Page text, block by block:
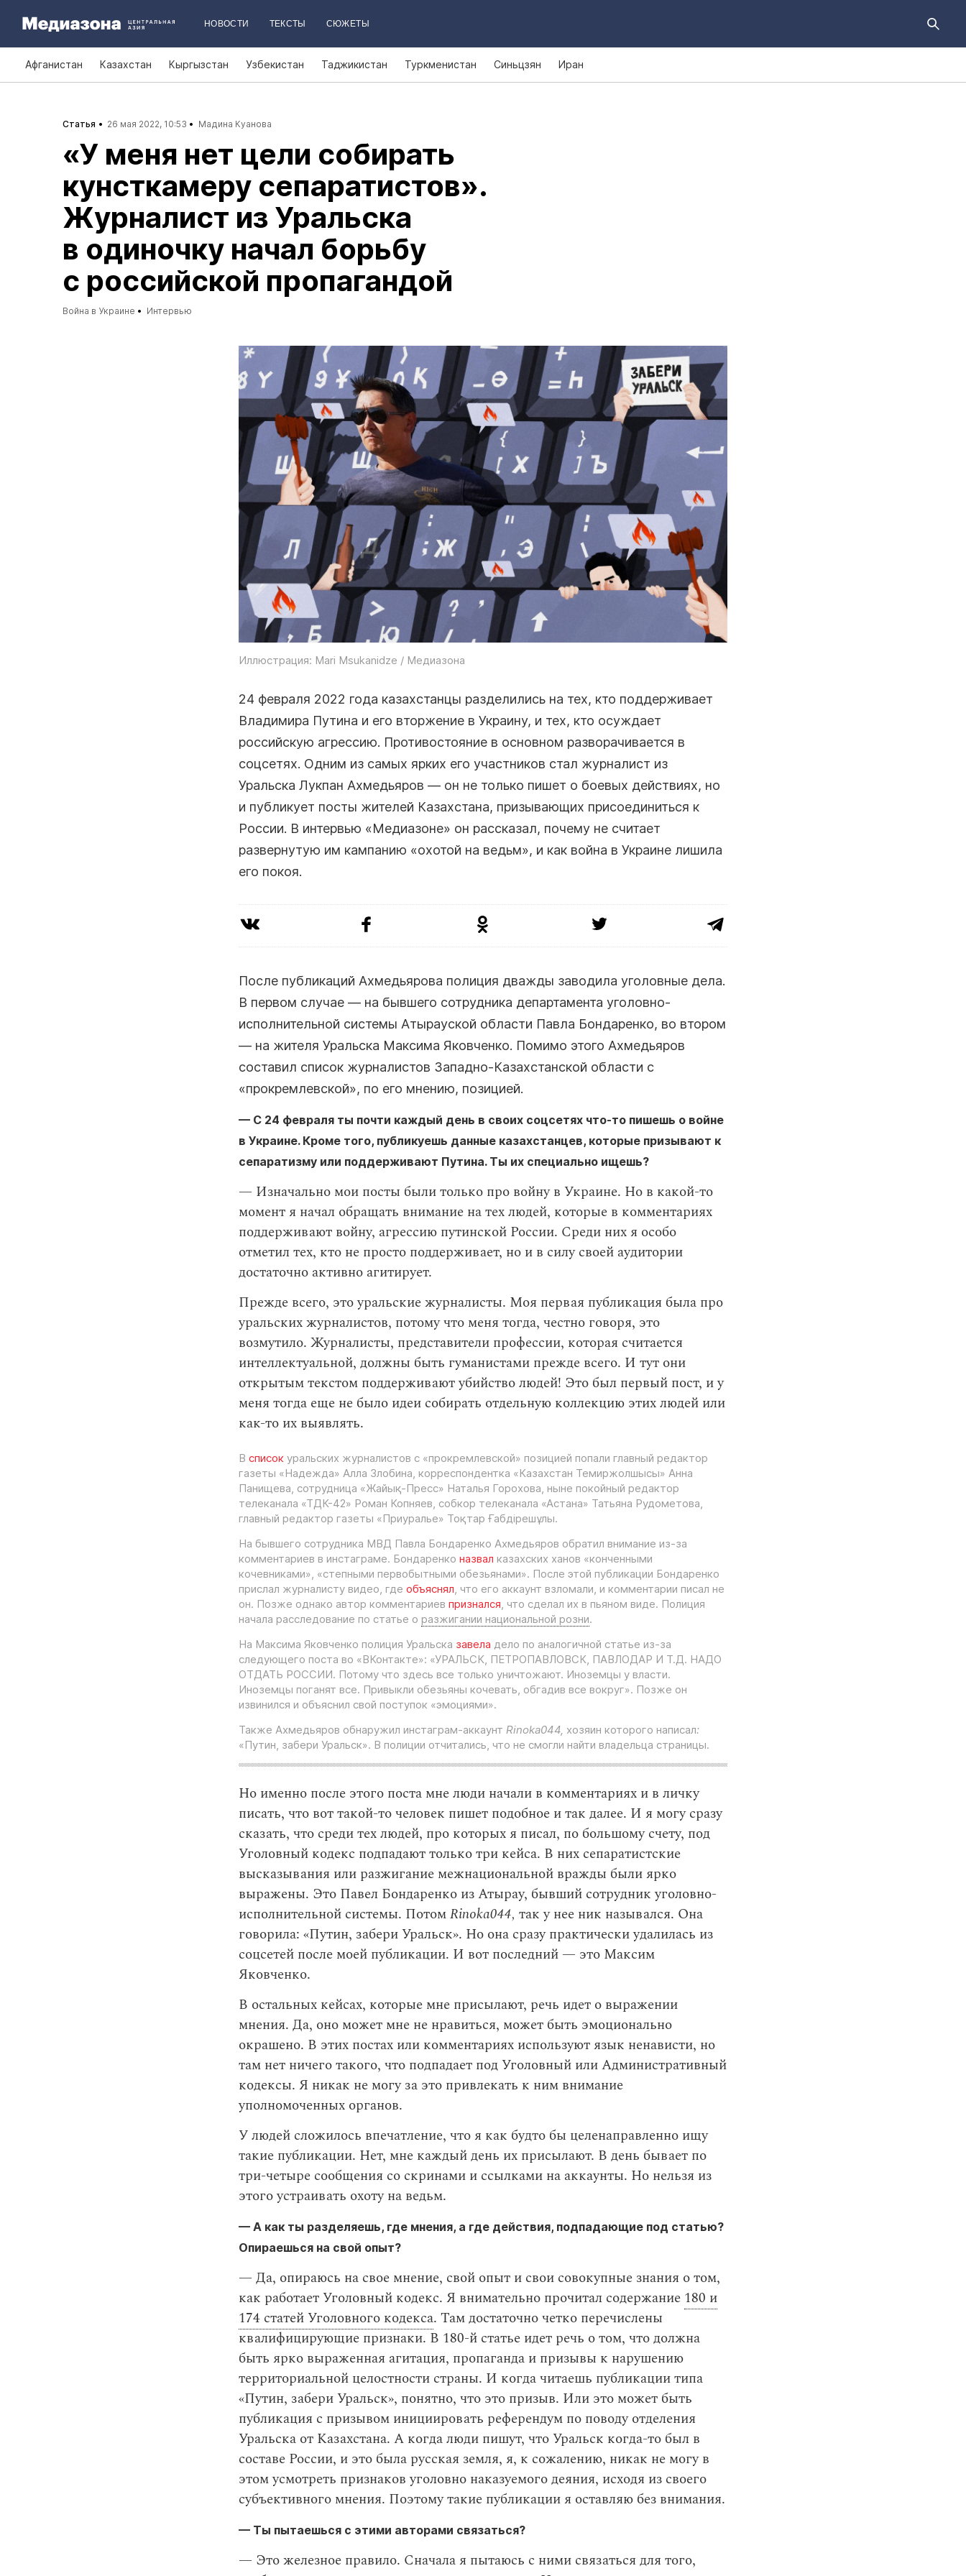
НОВОСТИ ТЕКСТЫ СЮЖЕТЫ
Афганистан Казахстан Кыргызстан Узбекистан Таджикистан Туркменистан Синьцзян Иран
Статья 26 мая 2022, 10:53 Мадина Куанова
«У меня нет цели собирать
кунсткамеру сепаратистов».
Журналист из Уральска
в одиночку начал борьбу
с российской пропагандой
Война в Украине Интервью
Иллюстрация: Mari Msukanidze / Медиазона
24 февраля 2022 года казахстанцы разделились на тех, кто поддерживает
Владимира Путина и его вторжение в Украину, и тех, кто осуждает
российскую агрессию. Противостояние в основном разворачивается в
соцсетях. Одним из самых ярких его участников стал журналист из
Уральска Лукпан Ахмедьяров — он не только пишет о боевых действиях, но
и публикует посты жителей Казахстана, призывающих присоединиться к
России. В интервью «Медиазоне» он рассказал, почему не считает
развернутую им кампанию «охотой на ведьм», и как война в Украине лишила
его покоя.
После публикаций Ахмедьярова полиция дважды заводила уголовные дела.
В первом случае — на бывшего сотрудника департамента уголовно-
исполнительной системы Атырауской области Павла Бондаренко, во втором
— на жителя Уральска Максима Яковченко. Помимо этого Ахмедьяров
составил список журналистов Западно-Казахстанской области с
«прокремлевской», по его мнению, позицией.
— С 24 февраля ты почти каждый день в своих соцсетях что-то пишешь о войне
в Украине. Кроме того, публикуешь данные казахстанцев, которые призывают к
сепаратизму или поддерживают Путина. Ты их специально ищешь?
— Изначально мои посты были только про войну в Украине. Но в какой-то
момент я начал обращать внимание на тех людей, которые в комментариях
поддерживают войну, агрессию путинской России. Среди них я особо
отметил тех, кто не просто поддерживает, но и в силу своей аудитории
достаточно активно агитирует.
Прежде всего, это уральские журналисты. Моя первая публикация была про
уральских журналистов, потому что меня тогда, честно говоря, это
возмутило. Журналисты, представители профессии, которая считается
интеллектуальной, должны быть гуманистами прежде всего. И тут они
открытым текстом поддерживают убийство людей! Это был первый пост, и у
меня тогда еще не было идеи собирать отдельную коллекцию этих людей или
как-то их выявлять.
В список уральских журналистов с «прокремлевской» позицией попали главный редактор
газеты «Надежда» Алла Злобина, корреспондентка «Казахстан Темиржолшысы» Анна
Панищева, сотрудница «Жайық-Пресс» Наталья Горохова, ныне покойный редактор
телеканала «ТДК-42» Роман Копняев, собкор телеканала «Астана» Татьяна Рудометова,
главный редактор газеты «Приуралье» Тоқтар Ғабдірешұлы.
На бывшего сотрудника МВД Павла Бондаренко Ахмедьяров обратил внимание из-за
комментариев в инстаграме. Бондаренко назвал казахских ханов «конченными
кочевниками», «степными первобытными обезьянами». После этой публикации Бондаренко
прислал журналисту видео, где объяснял, что его аккаунт взломали, и комментарии писал не
он. Позже однако автор комментариев признался, что сделал их в пьяном виде. Полиция
начала расследование по статье о разжигании национальной розни.
На Максима Яковченко полиция Уральска завела дело по аналогичной статье из-за
следующего поста во «ВКонтакте»: «УРАЛЬСК, ПЕТРОПАВЛОВСК, ПАВЛОДАР И Т.Д. НАДО
ОТДАТЬ РОССИИ. Потому что здесь все только уничтожают. Иноземцы у власти.
Иноземцы поганят все. Привыкли обезьяны кочевать, обгадив все вокруг». Позже он
извинился и объяснил свой поступок «эмоциями».
Также Ахмедьяров обнаружил инстаграм-аккаунт Rinoka044, хозяин которого написал:
«Путин, забери Уральск». В полиции отчитались, что не смогли найти владельца страницы.
Но именно после этого поста мне люди начали в комментариях и в личку
писать, что вот такой-то человек пишет подобное и так далее. И я могу сразу
сказать, что среди тех людей, про которых я писал, по большому счету, под
Уголовный кодекс подпадают только три кейса. В них сепаратистские
высказывания или разжигание межнациональной вражды были ярко
выражены. Это Павел Бондаренко из Атырау, бывший сотрудник уголовно-
исполнительной системы. ПотомRinoka044, так у нее ник назывался. Она
говорила: «Путин, забери Уральск». Но она сразу практически удалилась из
соцсетей после моей публикации. И вот последний — это Максим
Яковченко.
В остальных кейсах, которые мне присылают, речь идет о выражении
мнения. Да, оно может мне не нравиться, может быть эмоционально
окрашено. В этих постах или комментариях используют язык ненависти, но
там нет ничего такого, что подпадает под Уголовный или Административный
кодексы. Я никак не могу за это привлекать к ним внимание
уполномоченных органов.
У людей сложилось впечатление, что я как будто бы целенаправленно ищу
такие публикации. Нет, мне каждый день их присылают. В день бывает по
три-четыре сообщения со скринами и ссылками на аккаунты. Но нельзя из
этого устраивать охоту на ведьм.
— А как ты разделяешь, где мнения, а где действия, подпадающие под статью?
Опираешься на свой опыт?
— Да, опираюсь на свое мнение, свой опыт и свои совокупные знания о том,
как работает Уголовный кодекс. Я внимательно прочитал содержание 180 и
174 статей Уголовного кодекса. Там достаточно четко перечислены
квалифицирующие признаки. В 180-й статье идет речь о том, что должна
быть ярко выраженная агитация, пропаганда и призывы к нарушению
территориальной целостности страны. И когда читаешь публикации типа
«Путин, забери Уральск», понятно, что это призыв. Или это может быть
публикация с призывом инициировать референдум по поводу отделения
Уральска от Казахстана. А когда люди пишут, что Уральск когда-то был в
составе России, и это была русская земля, я, к сожалению, никак не могу в
этом усмотреть признаков уголовно наказуемого деяния, исходя из своего
субъективного мнения. Поэтому такие публикации я оставляю без внимания.
— Ты пытаешься с этими авторами связаться?
— Это железное правило. Сначала я пытаюсь с ними связаться для того,